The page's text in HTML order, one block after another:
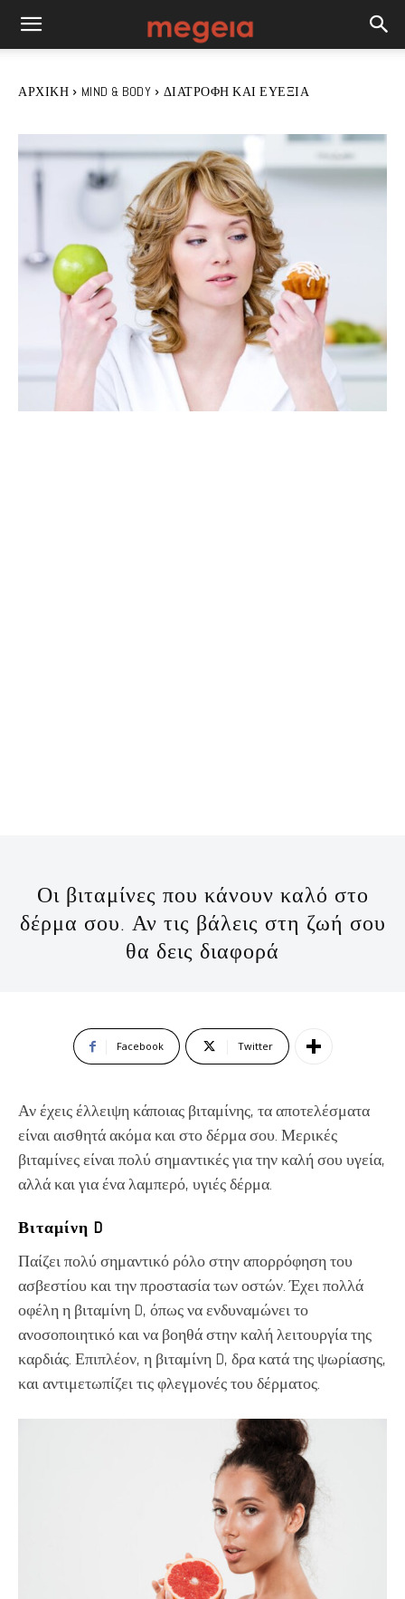
ΑΡΧΙΚΉ MIND & BODY ΔΙΑΤΡΟΦΉ ΚΑΙ ΕΥΕΞΊΑ
Οι βιταμίνες που κάνουν καλό στο
δέρμα σου. Αν τις βάλεις στη ζωή σου
θα δεις διαφορά
Facebook Twitter
Αν έχεις έλλειψη κάποιας βιταμίνης, τα αποτελέσματα
είναι αισθητά ακόμα και στο δέρμα σου. Μερικές
βιταμίνες είναι πολύ σημαντικές για την καλή σου υγεία,
αλλά και για ένα λαμπερό, υγιές δέρμα.
Βιταμίνη D
Παίζει πολύ σημαντικό ρόλο στην απορρόφηση του
ασβεστίου και την προστασία των οστών. Έχει πολλά
οφέλη η βιταμίνη D, όπως να ενδυναμώνει το
ανοσοποιητικό και να βοηθά στην καλή λειτουργία της
καρδιάς. Επιπλέον, η βιταμίνη D, δρα κατά της ψωρίασης,
και αντιμετωπίζει τις φλεγμονές του δέρματος.